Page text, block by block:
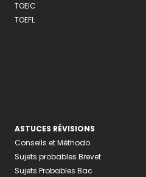
TOEIC
TOEFL
ASTUCES RÉVISIONS
Conseils et Méthodo
Sujets probables Brevet
Sujets Probables Bac